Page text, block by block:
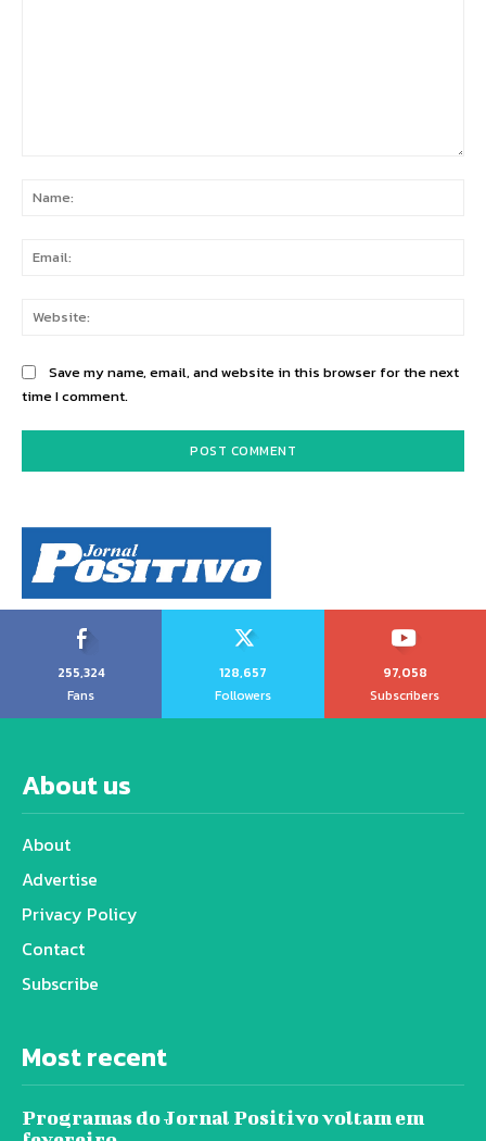
Save my name, email, and website in this browser for the next
time I comment.
255,324
Fans
128,657
Followers
97,058
Subscribers
About us
About
Advertise
Privacy Policy
Contact
Subscribe
Most recent
Programas do Jornal Positivo voltam em